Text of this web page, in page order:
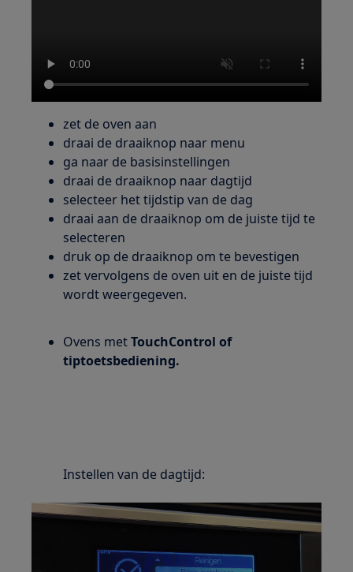
zet de oven aan
draai de draaiknop naar menu
ga naar de basisinstellingen
draai de draaiknop naar dagtijd
selecteer het tijdstip van de dag
draai aan de draaiknop om de juiste tijd te
selecteren
druk op de draaiknop om te bevestigen
zet vervolgens de oven uit en de juiste tijd
wordt weergegeven.
Ovens metTouchControl of
tiptoetsbediening.
Instellen van de dagtijd: